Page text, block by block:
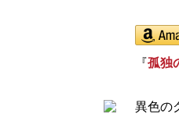
『孤独
異色の